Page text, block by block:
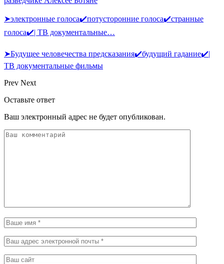
➤электронные голоса✔️потусторонние голоса✔️странные
голоса✔️| ТВ документальные…
➤Будущее человечества предсказания✔️будущий гадание✔️|
ТВ документальные фильмы
Prev Next
Оставьте ответ
Ваш электронный адрес не будет опубликован.